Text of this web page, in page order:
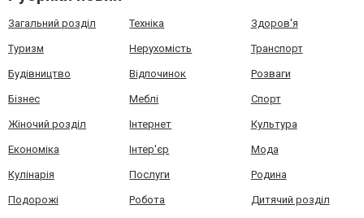
Загальний розділ Техніка Здоров'я
Туризм Нерухомість Транспорт
Будівництво Відпочинок Розваги
Бізнес Меблі Спорт
Жіночий розділ Інтернет Культура
Економіка Інтер'єр Мода
Кулінарія Послуги Родина
Подорожі Робота Дитячий розділ